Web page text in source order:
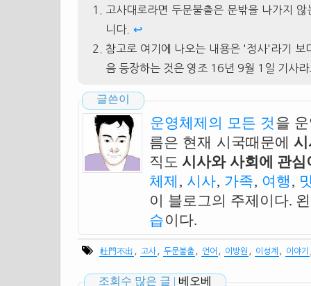
고사대로라면 두문불출은 문밖을 나가지
니다. ↩
참고로 여기에 나오는 내용은 '정사'라기
음 등장하는 것은 영조 16년 9월 1일 기사
글쓴이
운영체제의 모든 것 을
름은 현재 시국때문에
직도 시사와 사회에 관
체제 , 시사, 가족, 여행 ,
이 블로그의 주제이다.
습이다.
杜門不出 고사 두문불출 언어 이방원 이성계 이야기
조회수 많은 글 | 베오베